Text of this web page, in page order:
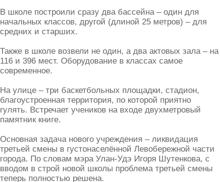
В школе построили сразу два бассейна – один для
начальных классов, другой (длиной 25 метров) – для
средних и старших.
Также в школе возвели не один, а два актовых зала – на
116 и 396 мест. Оборудование в классах самое
современное.
На улице – три баскетбольных площадки, стадион,
благоустроенная территория, по которой приятно
гулять. Встречает учеников на входе двухметровый
памятник книге.
Основная задача нового учреждения – ликвидация
третьей смены в густонаселённой Левобережной части
города. По словам мэра Улан-Удэ Игоря Шутенкова, с
вводом в строй новой школы проблема третьей смены
теперь полностью решена.